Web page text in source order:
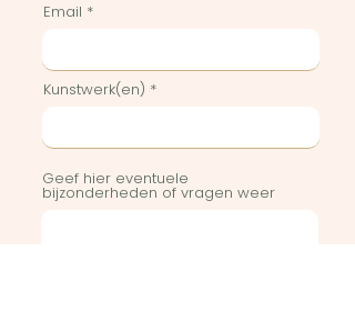
Email
Kunstwerk(en)
Geef hier eventuele
bijzonderheden of vragen weer